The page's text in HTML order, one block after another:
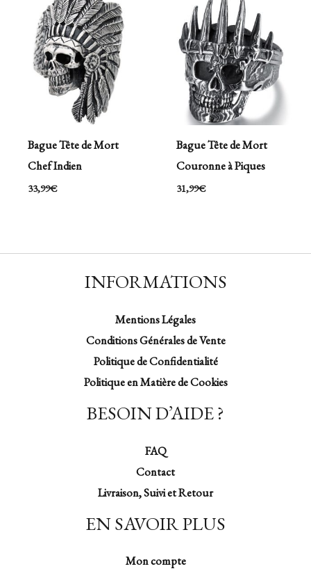
Bague Tête de Mort
Chef Indien
33,99€
Bague Tête de Mort
Couronne à Piques
31,99€
INFORMATIONS
Mentions Légales
Conditions Générales de Vente
Politique de Confidentialité
Politique en Matière de Cookies
BESOIN D’AIDE ?
FAQ
Contact
Livraison, Suivi et Retour
EN SAVOIR PLUS
Mon compte